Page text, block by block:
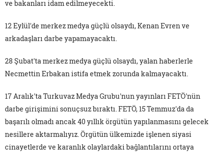
ve bakanları idam edilmeyecekti.
12 Eylül'de merkez medya güçlü olsaydı, Kenan Evren ve
arkadaşları darbe yapamayacaktı.
28 Şubat'ta merkez medya güçlü olsaydı, yalan haberlerle
Necmettin Erbakan istifa etmek zorunda kalmayacaktı.
17 Aralık'ta Turkuvaz Medya Grubu'nun yayınları FETÖ'nün
darbe girişimini sonuçsuz bıraktı. FETÖ, 15 Temmuz'da da
başarılı olmadı ancak 40 yıllık örgütün yapılanmasını gelecek
nesillere aktarmalıyız. Örgütün ülkemizde işlenen siyasi
cinayetlerde ve karanlık olaylardaki bağlantılarını ortaya